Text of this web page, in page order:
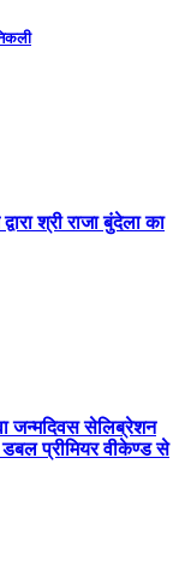
श्री राजा बुंदेला का
जन्मदिवस सेलिब्रेशन
प्रीमियर वीकेण्ड से